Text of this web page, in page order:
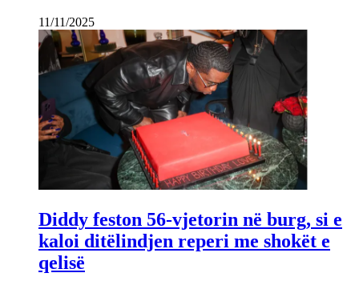
11/11/2025
Diddy feston 56-vjetorin në burg, si e
kaloi ditëlindjen reperi me shokët e
qelisë